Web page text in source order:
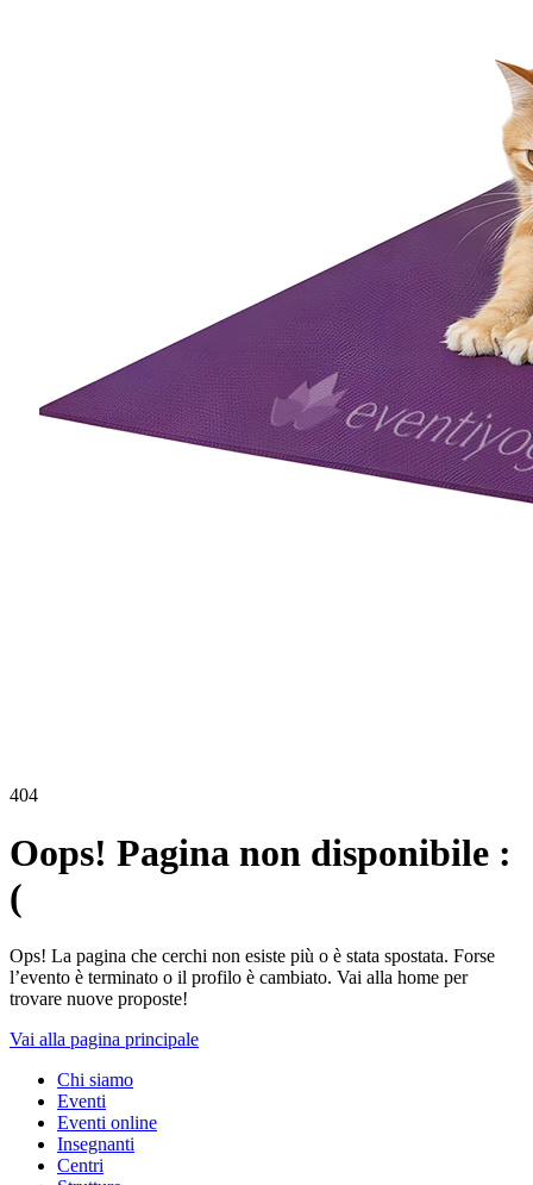
404
Oops! Pagina non disponibile :
(
Ops! La pagina che cerchi non esiste più o è stata spostata. Forse
l’evento è terminato o il profilo è cambiato. Vai alla home per
trovare nuove proposte!
Vai alla pagina principale
Chi siamo
Eventi
Eventi online
Insegnanti
Centri